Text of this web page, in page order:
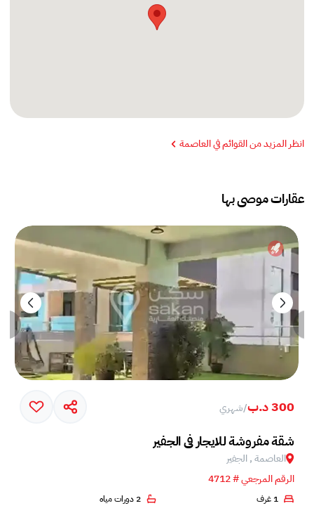
انظر المزيد من القوائم في العاصمة
عقارات موصى بها
300 د.ب /شهري
شقة مفروشة للايجار في الجفير
العاصمة , الجفير
الرقم المرجعي # 4712
1 غرف 2 دورات مياه